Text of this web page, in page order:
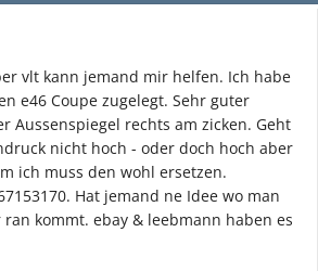
vlt kann jemand mir helfen. Ich habe
e46 Coupe zugelegt. Sehr guter
Aussenspiegel rechts am zicken. Geht
nicht hoch - oder doch hoch aber
ich muss den wohl ersetzen.
Hat jemand ne Idee wo man
kommt. ebay & leebmann haben es